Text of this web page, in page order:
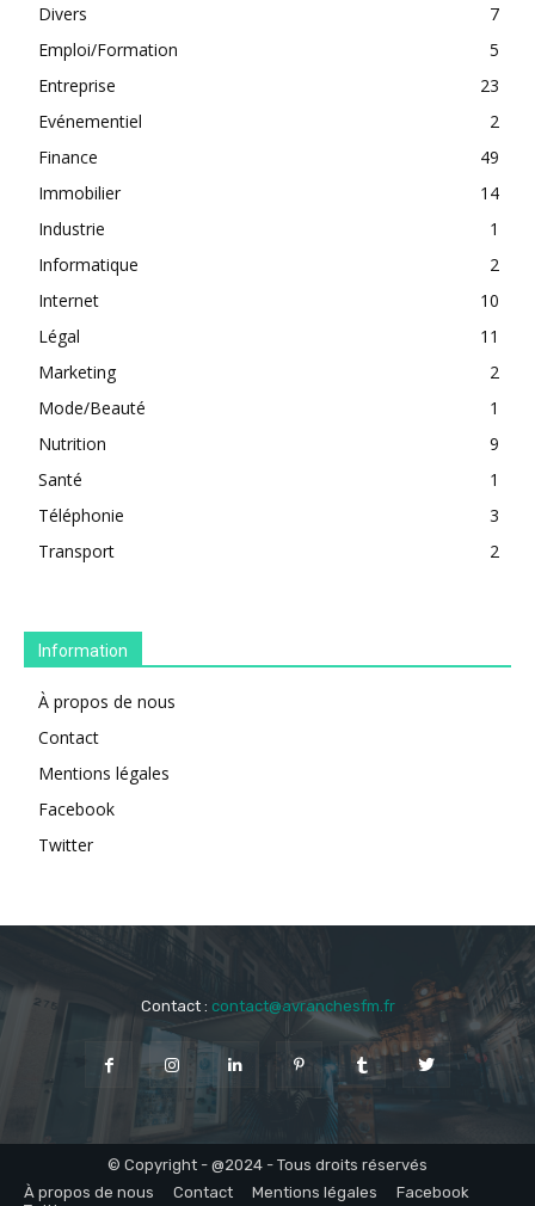
Divers
7
Emploi/Formation
5
Entreprise
23
Evénementiel
2
Finance
49
Immobilier
14
Industrie
1
Informatique
2
Internet
10
Légal
11
Marketing
2
Mode/Beauté
1
Nutrition
9
Santé
1
Téléphonie
3
Transport
2
Information
À propos de nous
Contact
Mentions légales
Facebook
Twitter
Contact : contact@avranchesfm.fr
© Copyright - @2024 - Tous droits réservés
À propos de nous
Contact Mentions légales
Facebook